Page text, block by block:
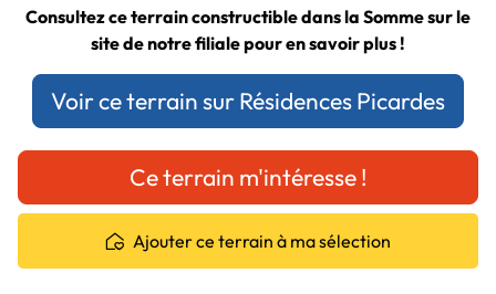
Consultez ce terrain constructible dans la Somme sur le
site de notre filiale pour en savoir plus !
Voir ce terrain sur Résidences Picardes
Ce terrain m'intéresse !
Ajouter ce terrain à ma sélection